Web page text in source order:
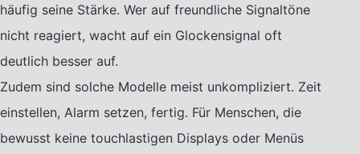
häufig seine Stärke. Wer auf freundliche Signaltöne
nicht reagiert, wacht auf ein Glockensignal oft
deutlich besser auf.
Zudem sind solche Modelle meist unkompliziert. Zeit
einstellen, Alarm setzen, fertig. Für Menschen, die
bewusst keine touchlastigen Displays oder Menüs